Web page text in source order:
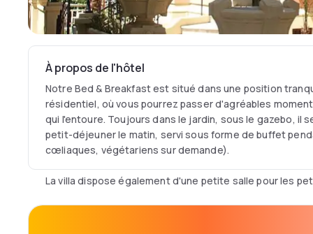
À propos de l'hôtel
Notre Bed & Breakfast est situé dans une position
résidentiel, où vous pourrez passer d'agréables
qui l'entoure. Toujours dans le jardin, sous le gazebo, il
petit-déjeuner le matin, servi sous forme de buffet
cœliaques, végétariens sur demande).
La villa dispose également d'une petite salle pour les
effet dotées d'un mobilier raffiné de style classique,